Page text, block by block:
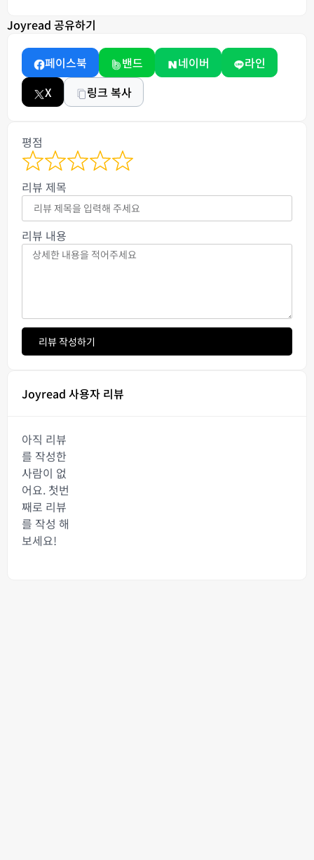
Joyread 공유하기
페이스북 밴드 네이버
라인
X
링크 복사
평점
리뷰 제목
리뷰 내용
리뷰 작성하기
Joyread 사용자 리뷰
아직 리뷰
를 작성한
사람이 없
어요. 첫번
째로 리뷰
를 작성 해
보세요!